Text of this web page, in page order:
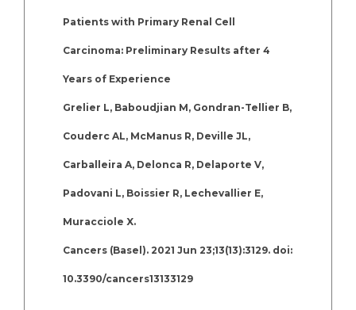
Patients with Primary Renal Cell
Carcinoma: Preliminary Results after 4
Years of Experience
Grelier L, Baboudjian M, Gondran-Tellier B,
Couderc AL, McManus R, Deville JL,
Carballeira A, Delonca R, Delaporte V,
Padovani L, Boissier R, Lechevallier E,
Muracciole X.
Cancers (Basel). 2021 Jun 23;13(13):3129. doi:
10.3390/cancers13133129